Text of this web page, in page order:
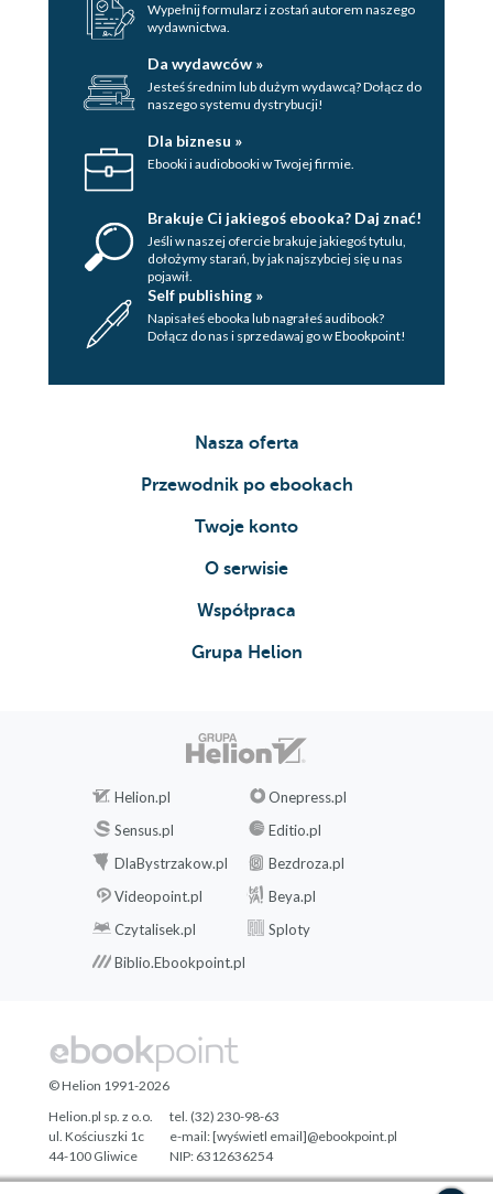
Wypełnij formularz i zostań autorem naszego
wydawnictwa.
Da wydawców »
Jesteś średnim lub dużym wydawcą? Dołącz do
naszego systemu dystrybucji!
Dla biznesu »
Ebooki i audiobooki w Twojej firmie.
Brakuje Ci jakiegoś ebooka? Daj znać!
Jeśli w naszej ofercie brakuje jakiegoś tytulu,
dołożymy starań, by jak najszybciej się u nas
pojawił.
Self publishing »
Napisałeś ebooka lub nagrałeś audibook?
Dołącz do nas i sprzedawaj go w Ebookpoint!
Nasza oferta
Przewodnik po ebookach
Twoje konto
O serwisie
Współpraca
Grupa Helion
Helion.pl
Onepress.pl
Sensus.pl
Editio.pl
DlaBystrzakow.pl
Bezdroza.pl
Videopoint.pl
Beya.pl
Czytalisek.pl
Sploty
Biblio.Ebookpoint.pl
© Helion 1991-2026
Helion.pl sp. z o.o.
ul. Kościuszki 1c
44-100 Gliwice
tel. (32) 230-98-63
e-mail:[wyświetl email]@ebookpoint.pl
NIP: 6312636254
Regon: 241989027